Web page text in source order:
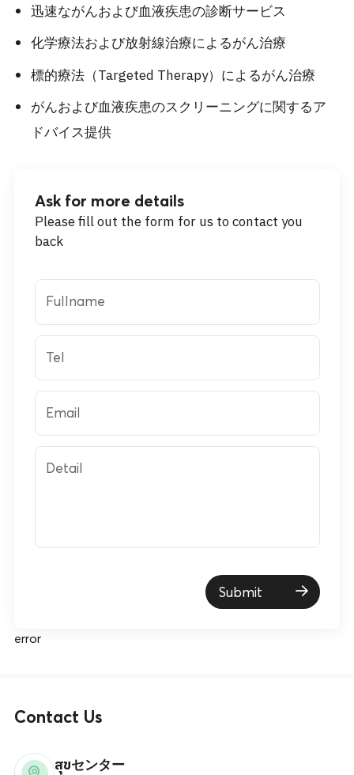
迅速ながんおよび血液疾患の診断サービス
化学療法および放射線治療によるがん治療
標的療法（Targeted Therapy）によるがん治療
がんおよび血液疾患のスクリーニングに関するア
ドバイス提供
Ask for more details
Please fill out the form for us to contact you
back
Fullname
Tel
Email
Detail
Submit
error
Contact Us
สุขセンター